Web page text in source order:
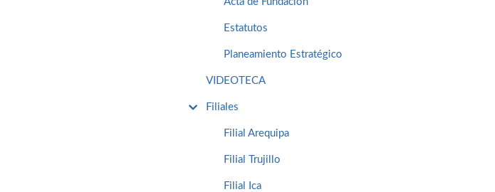
Estatutos
Planeamiento Estratégico
VIDEOTECA
Filiales
Filial Arequipa
Filial Trujillo
Filial Ica